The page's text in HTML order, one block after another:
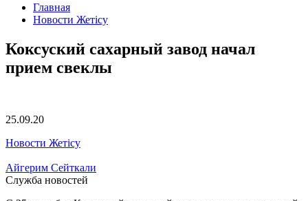
Главная
Новости Жетісу
Коксуский сахарный завод начал
прием свеклы
25.09.20
Новости Жетісу
Айгерим Сейткали
Служба новостей